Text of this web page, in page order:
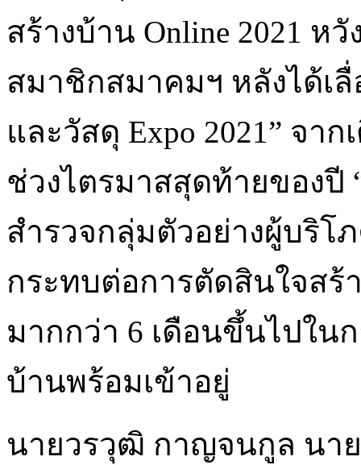
สร้างบ้าน Online 2021 ห
สมาชิกสมาคมฯ หลังได้เ
และวัสดุ Expo 2021” จา
ช่วงไตรมาสสุดท้ายของปี
สำรวจกลุ่มตัวอย่างผู้บริโ
กระทบต่อการตัดสินใจสร้
มากกว่า 6 เดือนขึ้นไปใน
บ้านพร้อมเข้าอยู่
นายวรวุฒิ กาญจนกูล นา